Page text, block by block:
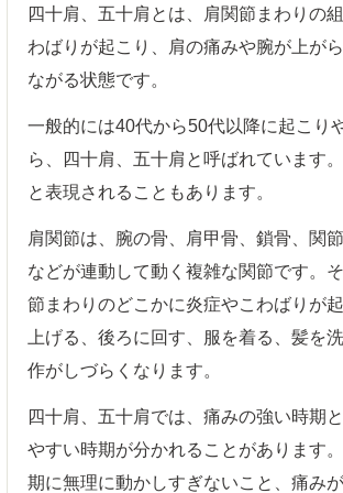
四十肩、五十肩とは、肩関節まわりの
わばりが起こり、肩の痛みや腕が上が
ながる状態です。
一般的には40代から50代以降に起こり
ら、四十肩、五十肩と呼ばれています
と表現されることもあります。
肩関節は、腕の骨、肩甲骨、鎖骨、関
などが連動して動く複雑な関節です。
節まわりのどこかに炎症やこわばりが
上げる、後ろに回す、服を着る、髪を
作がしづらくなります。
四十肩、五十肩では、痛みの強い時期
やすい時期が分かれることがあります
期に無理に動かしすぎないこと、痛み